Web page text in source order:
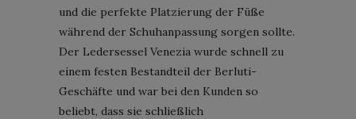
und die perfekte Platzierung der Füße
während der Schuhanpassung sorgen sollte.
Der Ledersessel Venezia wurde schnell zu
einem festen Bestandteil der Berluti-
Geschäfte und war bei den Kunden so
beliebt, dass sie schließlich